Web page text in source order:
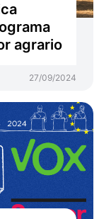
agrario
27/09/2024